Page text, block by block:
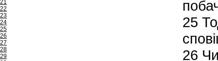
21
22
23
24
25
26
27
28
29
25
26